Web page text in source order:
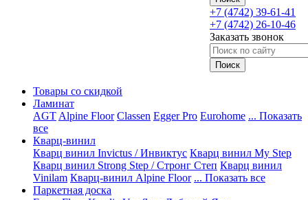
+7 (4742) 39-61-41
+7 (4742) 26-10-46
Заказать звонок
Товары со скидкой
Ламинат
AGT Alpine Floor Classen Egger Pro Eurohome ... Показать
все
Кварц-винил
Кварц винил Invictus / Инвиктус Кварц винил My Step
Кварц винил Strong Step / Стронг Степ Кварц винил
Vinilam Кварц-винил Alpine Floor ... Показать все
Паркетная доска